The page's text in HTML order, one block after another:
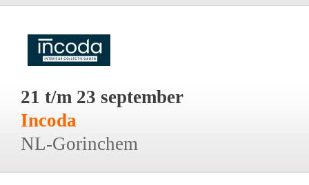
21 t/m 23 september
Incoda
NL-Gorinchem